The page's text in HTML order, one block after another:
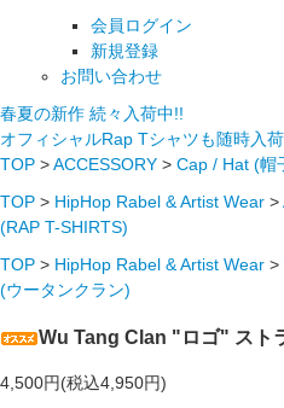
会員ログイン
新規登録
お問い合わせ
春夏の新作 続々入荷中!!
オフィシャルRap Tシャツも随時入荷
TOP >ACCESSORY > Cap / Hat (帽
TOP > HipHop Rabel & Artist Wear >
(RAP T-SHIRTS)
TOP > HipHop Rabel & Artist Wear >
(ウータンクラン)
Wu Tang Clan "ロゴ" スト
4,500円(税込4,950円)